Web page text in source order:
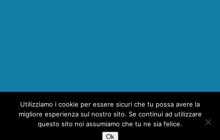
Utilizziamo i cookie per essere sicuri che tu possa avere la
migliore esperienza sul nostro sito. Se continui ad utilizzare
questo sito noi assumiamo che tu ne sia felice.
Ok